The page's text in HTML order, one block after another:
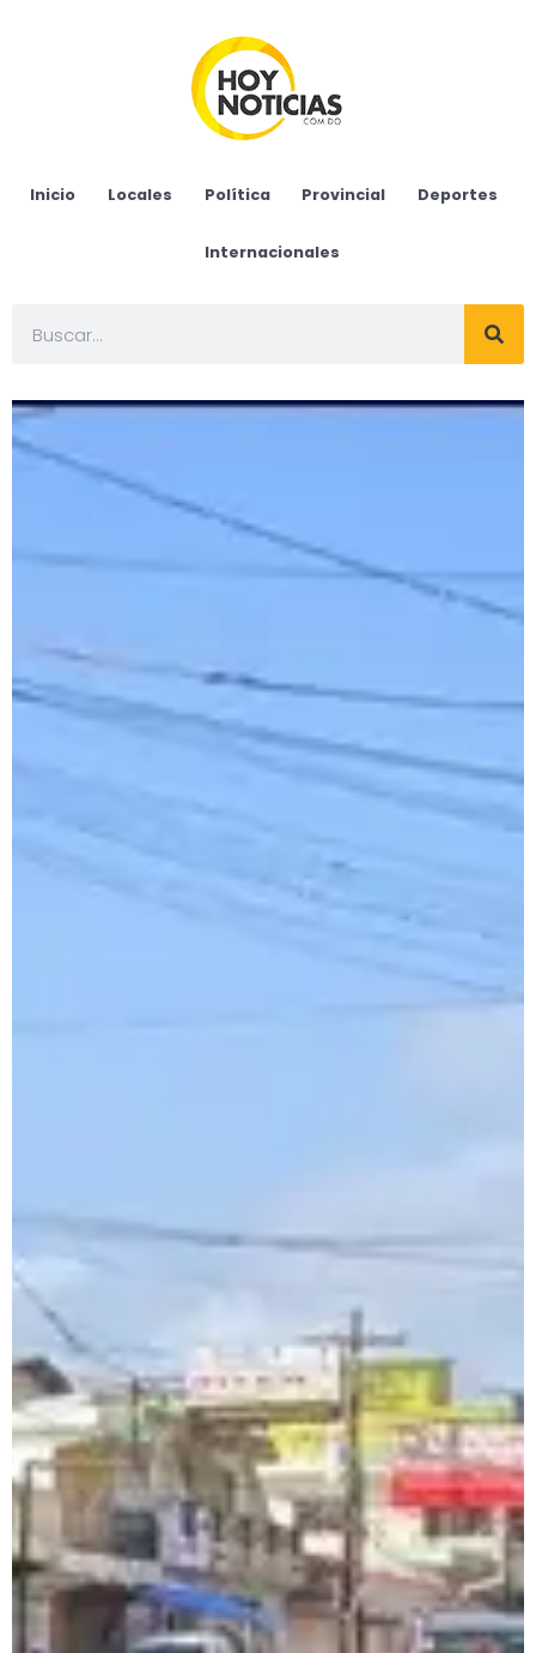
Inicio Locales Política Provincial Deportes
Internacionales